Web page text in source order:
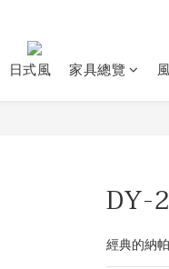
日式風 家具總覽
DY-
經典的納